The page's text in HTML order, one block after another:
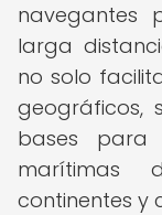
navegantes
larga
no solo
geográficos,
bases para
marítimas
continentes y